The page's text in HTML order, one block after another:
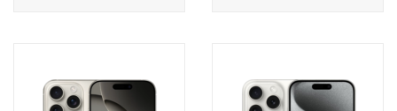
+ Tặng PGG PK 100.000đ
+ Tặng PGG PK 100.000đ